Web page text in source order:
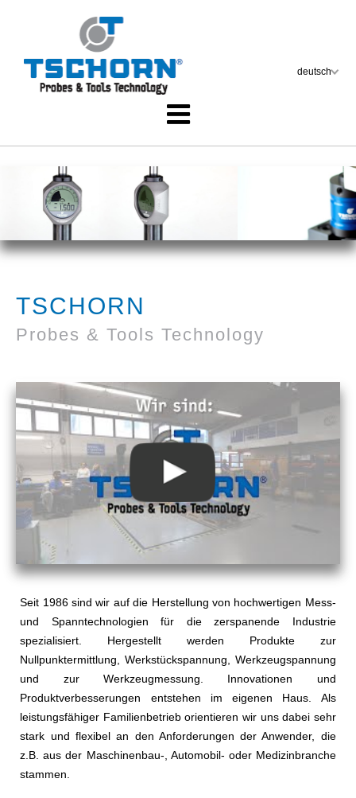
TSCHORN
Probes & Tools Technology
Seit 1986 sind wir auf die Herstellung von hochwertigen Mess-
und Spanntechnologien für die zerspanende Industrie
spezialisiert. Hergestellt werden Produkte zur
Nullpunktermittlung, Werkstückspannung, Werkzeugspannung
und zur Werkzeugmessung. Innovationen und
Produktverbesserungen entstehen im eigenen Haus. Als
leistungsfähiger Familienbetrieb orientieren wir uns dabei sehr
stark und flexibel an den Anforderungen der Anwender, die
z.B. aus der Maschinenbau-, Automobil- oder Medizinbranche
stammen.